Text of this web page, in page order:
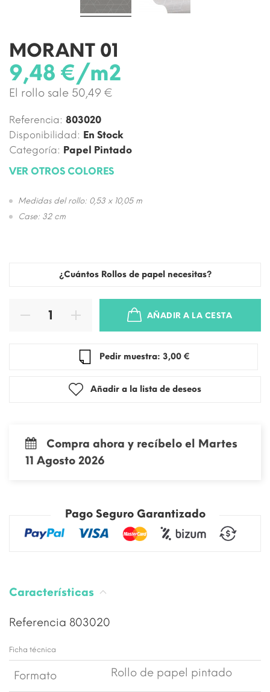
MORANT 01
9,48 €/m2
El rollo sale 50,49 €
Referencia: 803020
Disponibilidad: En Stock
Categoría: Papel Pintado
VER OTROS COLORES
Medidas del rollo: 0,53 x 10,05 m
Case: 32 cm
¿Cuántos Rollos de papel necesitas?
AÑADIR A LA CESTA
Pedir muestra: 3,00 €
Añadir a la lista de deseos
Compra ahora y recíbelo el Martes
11 Agosto 2026
Pago Seguro Garantizado
Características
Referencia 803020
Ficha técnica
Formato Rollo de papel pintado